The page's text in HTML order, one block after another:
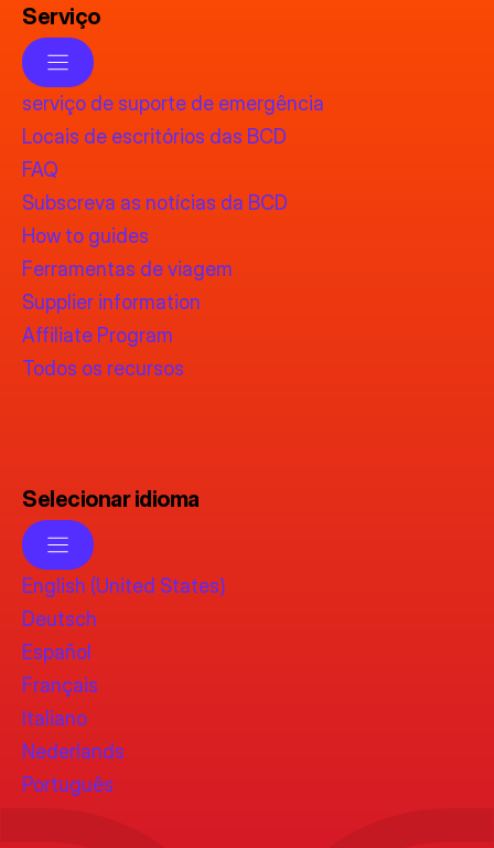
Serviço
serviço de suporte de emergência
Locais de escritórios das BCD
FAQ
Subscreva as notícias da BCD
How to guides
Ferramentas de viagem
Supplier information
Affiliate Program
Todos os recursos
Selecionar idioma
English (United States)
Deutsch
Español
Français
Italiano
Nederlands
Português